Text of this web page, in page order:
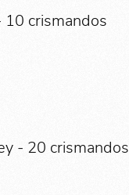
10 crismandos
- 20 crismandos